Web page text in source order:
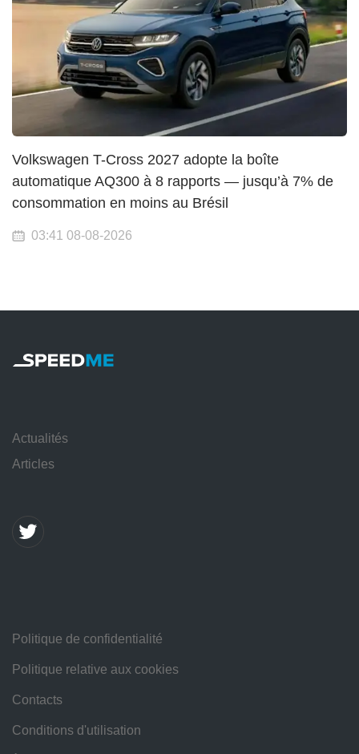
Volkswagen T-Cross 2027 adopte la boîte
automatique AQ300 à 8 rapports — jusqu’à 7% de
consommation en moins au Brésil
03:41 08-08-2026
Actualités
Articles
Politique de confidentialité
Politique relative aux cookies
Contacts
Conditions d'utilisation